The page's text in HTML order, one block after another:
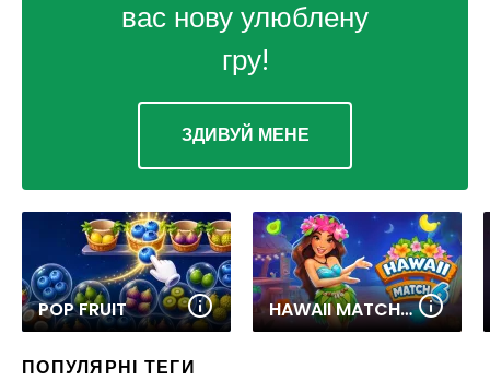
вас нову улюблену
гру!
ЗДИВУЙ МЕНЕ
POP FRUIT HAWAII MATCH 6
ПОПУЛЯРНІ ТЕГИ